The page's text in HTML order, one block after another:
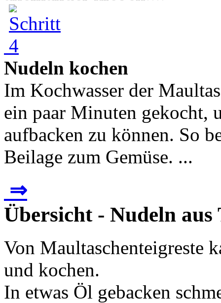
Nudeln kochen
Im Kochwasser der
ein paar Minuten gekocht,
aufbacken zu können. So
Beilage zum Gemüse. ...
⇒
Übersicht - Nudeln aus
Von Maultaschenteigreste
und kochen.
In etwas Öl gebacken